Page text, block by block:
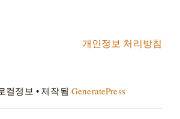
개인정보 처리방침
컬정보 • 제작됨 GeneratePress